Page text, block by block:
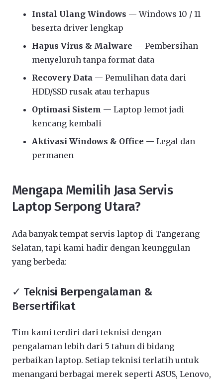
Instal Ulang Windows — Windows 10 / 11
beserta driver lengkap
Hapus Virus & Malware — Pembersihan
menyeluruh tanpa format data
Recovery Data — Pemulihan data dari
HDD/SSD rusak atau terhapus
Optimasi Sistem — Laptop lemot jadi
kencang kembali
Aktivasi Windows & Office — Legal dan
permanen
Mengapa Memilih Jasa Servis
Laptop Serpong Utara?
Ada banyak tempat servis laptop di Tangerang
Selatan, tapi kami hadir dengan keunggulan
yang berbeda:
✓ Teknisi Berpengalaman &
Bersertifikat
Tim kami terdiri dari teknisi dengan
pengalaman lebih dari 5 tahun di bidang
perbaikan laptop. Setiap teknisi terlatih untuk
menangani berbagai merek seperti ASUS, Lenovo,